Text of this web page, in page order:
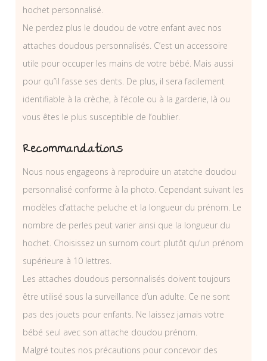
hochet personnalisé.
Ne perdez plus le doudou de votre enfant avec nos
attaches doudous personnalisés. C’est un accessoire
utile pour occuper les mains de votre bébé. Mais aussi
pour qu”il fasse ses dents. De plus, il sera facilement
identifiable à la crèche, à l’école ou à la garderie, là ou
vous êtes le plus susceptible de l’oublier.
Recommandations
Nous nous engageons à reproduire un atatche doudou
personnalisé conforme à la photo. Cependant suivant les
modèles d’attache peluche et la longueur du prénom. Le
nombre de perles peut varier ainsi que la longueur du
hochet. Choisissez un surnom court plutôt qu’un prénom
supérieure à 10 lettres.
Les attaches doudous personnalisés doivent toujours
être utilisé sous la surveillance d’un adulte. Ce ne sont
pas des jouets pour enfants. Ne laissez jamais votre
bébé seul avec son attache doudou prénom.
Malgré toutes nos précautions pour concevoir des